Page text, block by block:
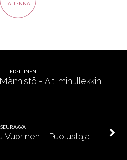
TALLENNA
EDELLINEN
- Äiti minullekkin
SEURAAVA
Vuorinen - Puolustaja